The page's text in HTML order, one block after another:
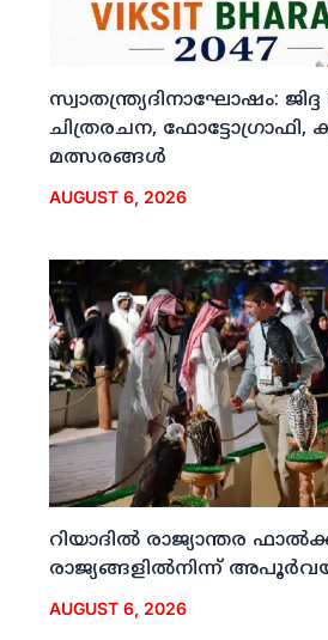
സ്വാതന്ത്ര്യദിനാഘോഷം:
ചിത്രരചന, ഫോട്ടോഗ്രാഫി,
മത്സരങ്ങള്‍
AUGUST 6, 2026
റിയാദില്‍ രാജ്യാന്തര
രാജ്യങ്ങളില്‍നിന്ന്
AUGUST 6, 2026